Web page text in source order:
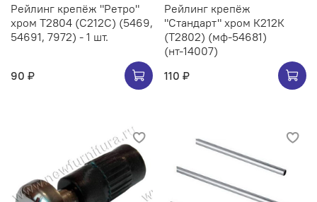
Рейлинг крепёж "Ретро"
хром Т2804 (С212C) (5469,
54691, 7972) - 1 шт.
90 ₽
Рейлинг крепёж
"Стандарт" хром К212К
(Т2802) (мф-54681)
(нт-14007)
110 ₽